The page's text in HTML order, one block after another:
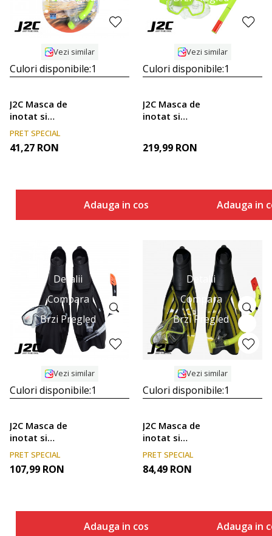
Vezi similar
Culori disponibile:1
J2C Masca de
inotat si
inotatoare
SET MASK AND
SNORKEL
PRET SPECIAL
41,27 RON
Adauga in cos
Vezi similar
Culori disponibile:1
J2C Masca de
inotat si
SNORKEL AND
219,99 RON
Adauga in
Detalii
Compara
Brzi Pregled
Vezi similar
Culori disponibile:1
J2C Masca de
inotat si
inotatoare
SNORKEL AND
PRET SPECIAL
107,99 RON
Adauga in cos
Detalii
Compara
Brzi Pregled
Vezi similar
Culori disponibile:1
J2C Masca de
inotat si
inotatoare
SNORKEL AND
PRET SPECIAL
84,49 RON
Adauga in